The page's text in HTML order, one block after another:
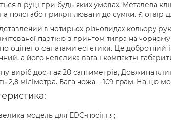
в руці при будь-яких умовах. Металева
поясі або прикріплювати до сумки. Є отвір
в чотирьох різновидах кольору
партією з принтом тигра на
оцінено фанатами естетики. Це добротний
а його невелика вага і компактні
виріб досягає 20 сантиметрів, Довжина
2,8 міліметра. Вага ножа – 109 грам. На цю
модель для EDC-носіння;